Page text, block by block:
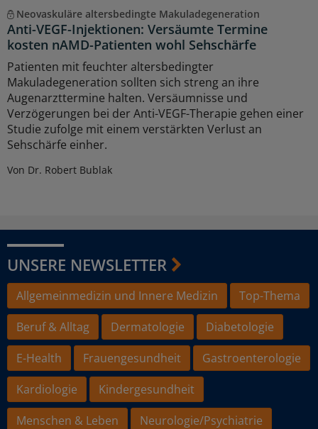
Neovaskuläre altersbedingte Makuladegeneration
Anti-VEGF-Injektionen: Versäumte Termine
kosten nAMD-Patienten wohl Sehschärfe
Patienten mit feuchter altersbedingter
Makuladegeneration sollten sich streng an ihre
Augenarzttermine halten. Versäumnisse und
Verzögerungen bei der Anti-VEGF-Therapie gehen einer
Studie zufolge mit einem verstärkten Verlust an
Sehschärfe einher.
Von Dr. Robert Bublak
UNSERE NEWSLETTER
Allgemeinmedizin und Innere Medizin
Top-Thema
Beruf & Alltag
Dermatologie
Diabetologie
E-Health
Frauengesundheit
Gastroenterologie
Kardiologie
Kindergesundheit
Menschen & Leben
Neurologie/Psychiatrie